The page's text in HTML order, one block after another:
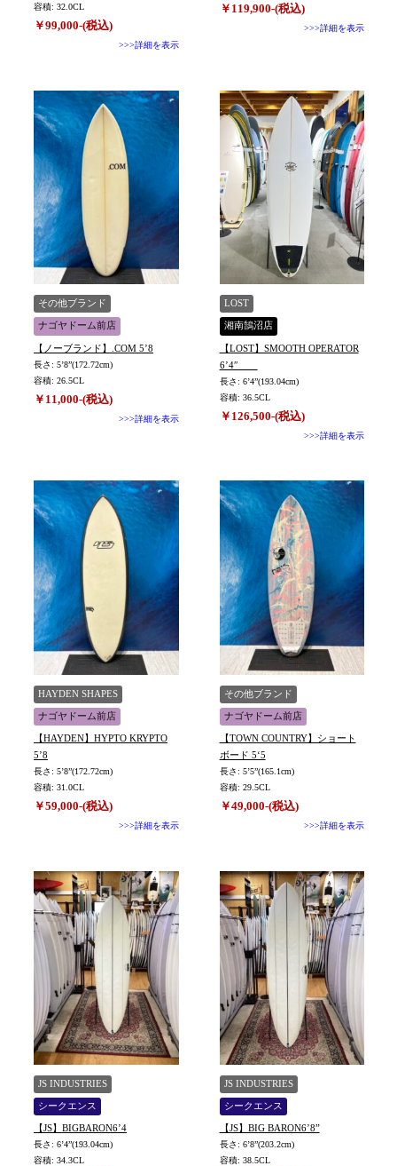
容積: 32.0CL
￥99,000-(税込)
>>>詳細を表示
￥119,900-(税込)
>>>詳細を表示
その他ブランド
ナゴヤドーム前店
【ノーブランド】.COM 5’8
長さ: 5’8”(172.72cm)
容積: 26.5CL
￥11,000-(税込)
>>>詳細を表示
LOST
湘南鵠沼店
【LOST】SMOOTH OPERATOR
6’4″
長さ: 6’4”(193.04cm)
容積: 36.5CL
￥126,500-(税込)
>>>詳細を表示
HAYDEN SHAPES
ナゴヤドーム前店
【HAYDEN】HYPTO KRYPTO
5’8
長さ: 5’8”(172.72cm)
容積: 31.0CL
￥59,000-(税込)
>>>詳細を表示
その他ブランド
ナゴヤドーム前店
【TOWN COUNTRY】ショート
ボード 5‘5
長さ: 5’5”(165.1cm)
容積: 29.5CL
￥49,000-(税込)
>>>詳細を表示
JS INDUSTRIES
シークエンス
【JS】BIGBARON6’4
長さ: 6’4”(193.04cm)
容積: 34.3CL
JS INDUSTRIES
シークエンス
【JS】BIG BARON6’8”
長さ: 6’8”(203.2cm)
容積: 38.5CL